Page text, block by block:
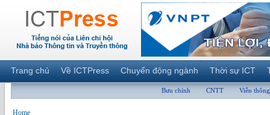
Trang chủ Về ICTPress Chuyển động ngành Thời sự ICT
Bưu chính CNTT Viễn thông
Home